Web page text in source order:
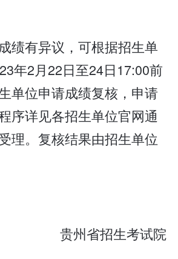
绩有异议，可根据招生单
年2月22日至24日17:00前
单位申请成绩复核，申请
序详见各招生单位官网通
理。复核结果由招生单位
贵州省招生考试院